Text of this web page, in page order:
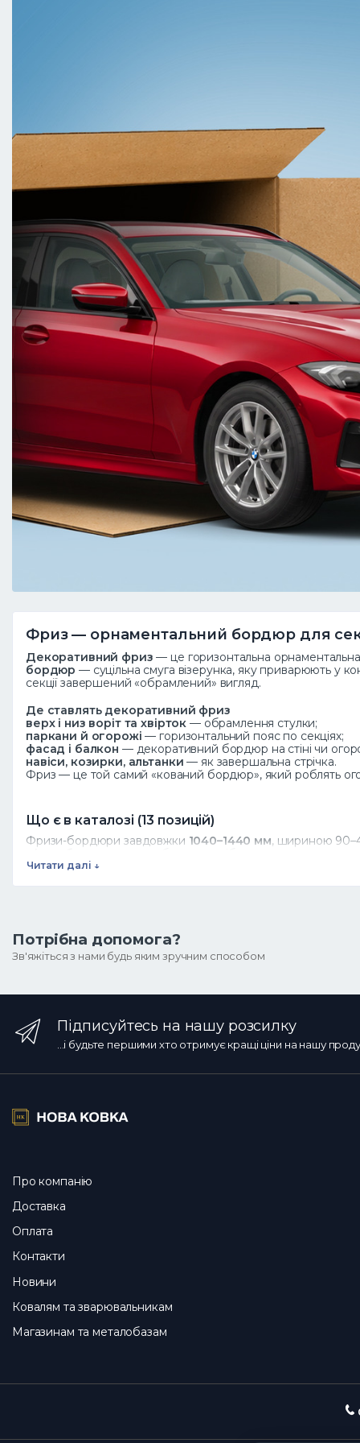
Фриз — орнаментальний бордюр для
Декоративний фриз — це горизонтальна
бордюр — суцільна смуга візерунка, яку приварюють у
секції завершений «обрамлений» вигляд.
Де ставлять декоративний фриз
верх і низ воріт та хвірток — обрамлення стулки;
паркани й огорожі — горизонтальний пояс по секціях;
фасад і балкон — декоративний бордюр на стіні чи
навіси, козирки, альтанки — як завершальна стрічка.
Фриз — це той самий «кований бордюр», який роблять
Що є в каталозі (13 позицій)
Фризи-бордюри завдовжки 1040–1440 мм, шириною
Довжина — під секцію:рахуйте за периметром; фризи
Профіль — під решту декорусекції (смуга до смуги,
Ціна, опт і замовлення
Читати далі ↓
Потрібна допомога?
Зв'яжіться з нами будь яким зручним способом
Підписуйтесь на нашу розсилку
...і будьте першими хто отримує кращі ціни на нашу
Про компанію
Доставка
Оплата
Контакти
Новини
Ковалям та зварювальникам
Магазинам та металобазам